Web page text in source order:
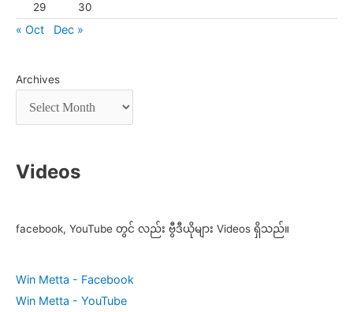
29 30
« Oct Dec »
Archives
Videos
facebook, YouTube တွင် လည်း ဗွီဒီယိုများ Videos ရှိသည်။
Win Metta - Facebook
Win Metta - YouTube